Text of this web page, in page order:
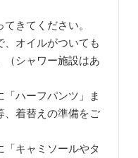
きてください。
、オイルがついても
（シャワー施設はあ
「ハーフパンツ」ま
、着替えの準備をご
「キャミソールやタ